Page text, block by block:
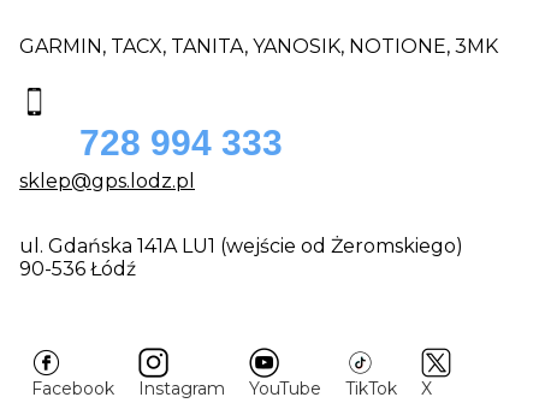
GARMIN, TACX, TANITA, YANOSIK, NOTIONE, 3MK
728 994 333
sklep@gps.lodz.pl
ul. Gdańska 141A LU1 (wejście od Żeromskiego)
90-536 Łódź
Facebook Instagram YouTube TikTok X